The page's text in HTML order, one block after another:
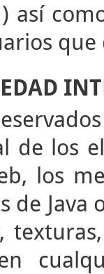
así
de los
los
de Java